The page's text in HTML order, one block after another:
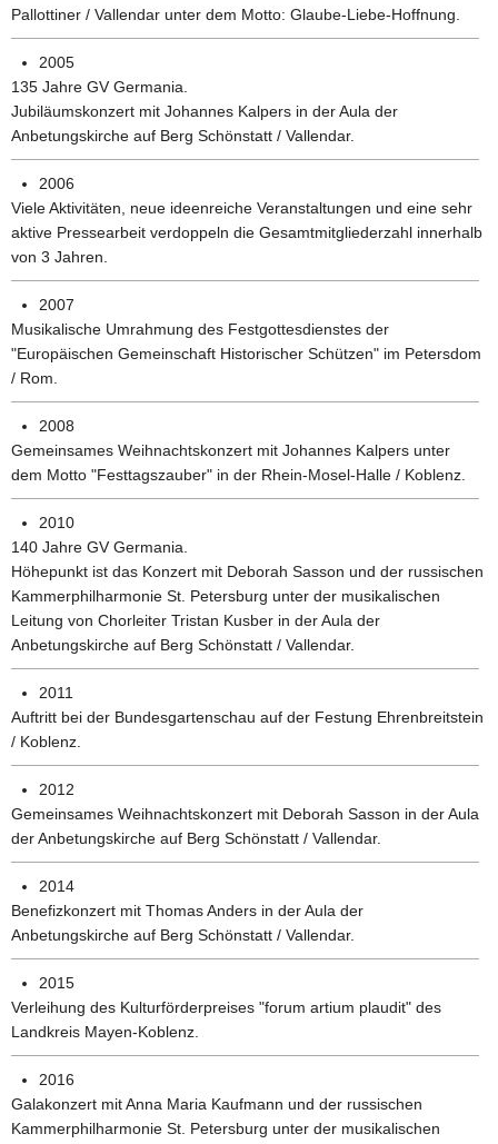
Pallottiner / Vallendar unter dem Motto: Glaube-Liebe-Hoffnung.
2005
135 Jahre GV Germania.
Jubiläumskonzert mit Johannes Kalpers in der Aula der
Anbetungskirche auf Berg Schönstatt / Vallendar.
2006
Viele Aktivitäten, neue ideenreiche Veranstaltungen und eine sehr
aktive Pressearbeit verdoppeln die Gesamtmitgliederzahl innerhalb
von 3 Jahren.
2007
Musikalische Umrahmung des Festgottesdienstes der
"Europäischen Gemeinschaft Historischer Schützen" im Petersdom
/ Rom.
2008
Gemeinsames Weihnachtskonzert mit Johannes Kalpers unter
dem Motto "Festtagszauber" in der Rhein-Mosel-Halle / Koblenz.
2010
140 Jahre GV Germania.
Höhepunkt ist das Konzert mit Deborah Sasson und der russischen
Kammerphilharmonie St. Petersburg unter der musikalischen
Leitung von Chorleiter Tristan Kusber in der Aula der
Anbetungskirche auf Berg Schönstatt / Vallendar.
2011
Auftritt bei der Bundesgartenschau auf der Festung Ehrenbreitstein
/ Koblenz.
2012
Gemeinsames Weihnachtskonzert mit Deborah Sasson in der Aula
der Anbetungskirche auf Berg Schönstatt / Vallendar.
2014
Benefizkonzert mit Thomas Anders in der Aula der
Anbetungskirche auf Berg Schönstatt / Vallendar.
2015
Verleihung des Kulturförderpreises "forum artium plaudit" des
Landkreis Mayen-Koblenz.
2016
Galakonzert mit Anna Maria Kaufmann und der russischen
Kammerphilharmonie St. Petersburg unter der musikalischen